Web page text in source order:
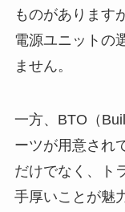
ものがあります
電源ユニットの
ません。
一方、BTO（
ーツが用意され
だけでなく、ト
手厚いことが魅